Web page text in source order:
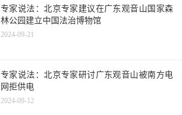
专家说法：北京专家建议在广东观音山国家森
林公园建立中国法治博物馆
2024-09-21
专家说法：北京专家研讨广东观音山被南方电
网拒供电
2024-09-12